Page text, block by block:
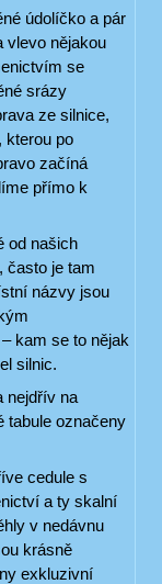
údolíčko a pár
vlevo nějakou
se
srázy
ze silnice,
kterou po
začíná
přímo k
od našich
často je tam
názvy jsou
kam se to nějak
silnic.
nejdřív na
tabule označeny
cedule s
a ty skalní
v nedávnu
krásně
exkluzivní